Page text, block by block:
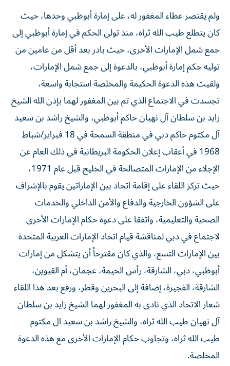
ولم يقتصر عطاء المغفور له، على إمارة أبوظبي وحدها، حيث
كان يتطلع طيب الله ثراه، منذ تولي الحكم في إمارة أبوظبي إلى
جمع شمل الإمارات الأخرى، حيث بادر بعد أقل من عامين من
توليه حكم إمارة أبوظبي، بالدعوة إلى جمع شمل الإمارات،
ولقيت هذه الدعوة الحكيمة والمخلصة استجابة واسعة،
تجسدت في الاجتماع الذي تم بين المغفور لهما بإذن الله الشيخ
زايد بن سلطان آل نهيان حاكم أبوظبي، والشيخ راشد بن سعيد
آل مكتوم حاكم دبي في منطقة السمحة في 18 فبراير/شباط
1968 في أعقاب إعلان الحكومة البريطانية في ذلك العام عن
الإجلاء من الإمارات المتصالحة في الخليج قبل عام 1971،
حيث تركز اللقاء على إقامة اتحاد بين الإماراتين يقوم بالإشراف
على الشؤون الخارجية والدفاع والأمن الداخلي والخدمات
الصحية والتعليمية، واتفقا على دعوة حكام الإمارات الأخرى
لاجتماع في دبي لمناقشة قيام اتحاد الإمارات العربية المتحدة
بين الإمارات التسع، والذي كان مقترحاً أن يتشكل من إمارات
أبوظبي، دبي، الشارقة، رأس الخيمة، عجمان، أم القيوين،
الشارقة، الفجيرة، إضافة إلى البحرين وقطر، ورفع بعد هذا اللقاء
شعار الاتحاد الذي نادى به المغفور لهما الشيخ زايد بن سلطان
آل نهيان طيب الله ثراه، والشيخ راشد بن سعيد ال مكتوم
طيب الله ثراه، وتجاوب حكام الإمارات الأخرى مع هذه الدعوة
المخلصة.